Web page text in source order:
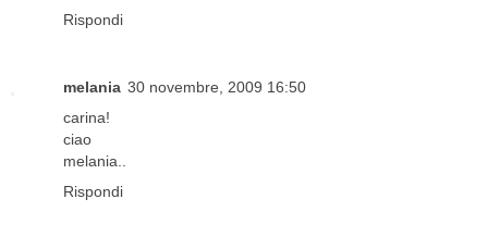
Rispondi
melania 30 novembre, 2009 16:50
carina!
ciao
melania..
Rispondi